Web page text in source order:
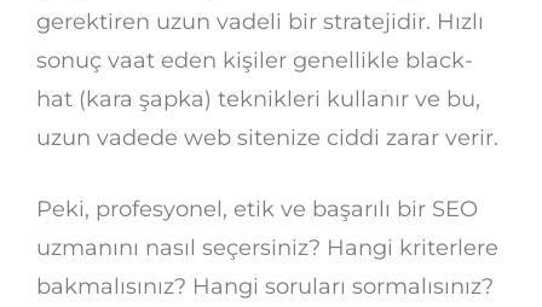
gerektiren uzun vadeli bir stratejidir. Hızlı
sonuç vaat eden kişiler genellikle black-
hat (kara şapka) teknikleri kullanır ve bu,
uzun vadede web sitenize ciddi zarar verir.
Peki, profesyonel, etik ve başarılı bir SEO
uzmanını nasıl seçersiniz? Hangi kriterlere
bakmalısınız? Hangi soruları sormalısınız?